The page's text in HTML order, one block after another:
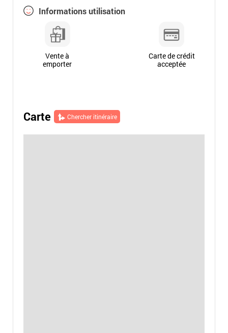
Informations utilisation
Vente à
emporter
Carte de crédit
acceptée
Carte Chercher itinéraire